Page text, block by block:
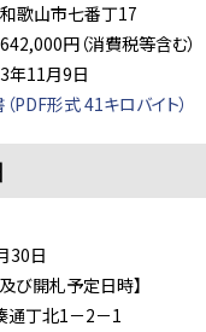
歌山市七番丁17
円（消費税等含む）
年11月9日
PDF形式 41キロバイト）
日
び開札予定日時】
北1－2－1